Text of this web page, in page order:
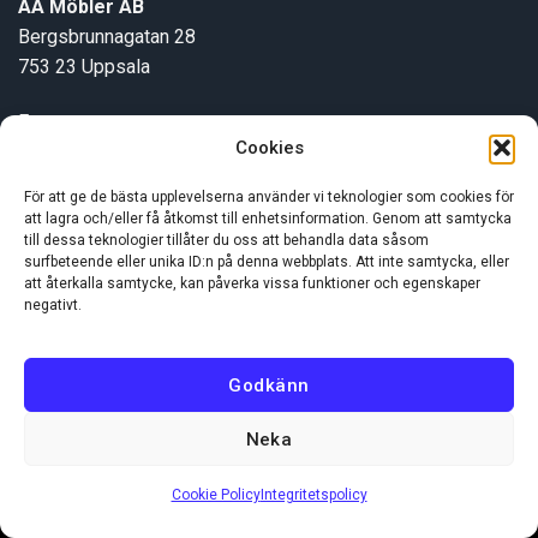
Cookies
För att ge de bästa upplevelserna använder vi teknologier som cookies för
att lagra och/eller få åtkomst till enhetsinformation. Genom att samtycka
till dessa teknologier tillåter du oss att behandla data såsom
surfbeteende eller unika ID:n på denna webbplats. Att inte samtycka, eller
att återkalla samtycke, kan påverka vissa funktioner och egenskaper
negativt.
Godkänn
Neka
Cookie PolicyIntegritetspolicy
AA Möbler AB
Bergsbrunnagatan 28
753 23 Uppsala
E-post:
INFORMATION
Om oss
Visa
Copyright 2026 ©AA Möbler AB